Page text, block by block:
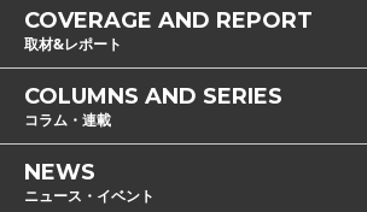
COVERAGE AND REPORT
取材&レポート
COLUMNS AND SERIES
コラム・連載
NEWS
ニュース・イベント